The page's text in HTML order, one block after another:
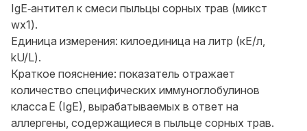
IgE‑антител к смеси пыльцы сорных трав (микст
wx1).
Единица измерения: килоединица на литр (кЕ/л,
kU/L).
Краткое пояснение: показатель отражает
количество специфических иммуноглобулинов
класса E (IgE), вырабатываемых в ответ на
аллергены, содержащиеся в пыльце сорных трав.